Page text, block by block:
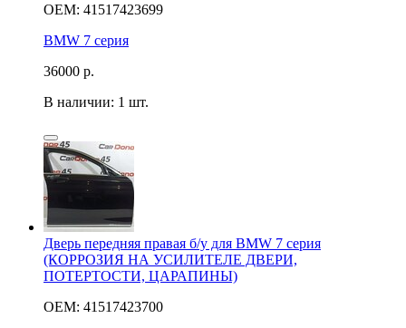
OEM: 41517423699
BMW 7 серия
36000 р.
В наличии: 1 шт.
Дверь передняя правая б/у для BMW 7 серия
(КОРРОЗИЯ НА УСИЛИТЕЛЕ ДВЕРИ,
ПОТЕРТОСТИ, ЦАРАПИНЫ)
OEM: 41517423700